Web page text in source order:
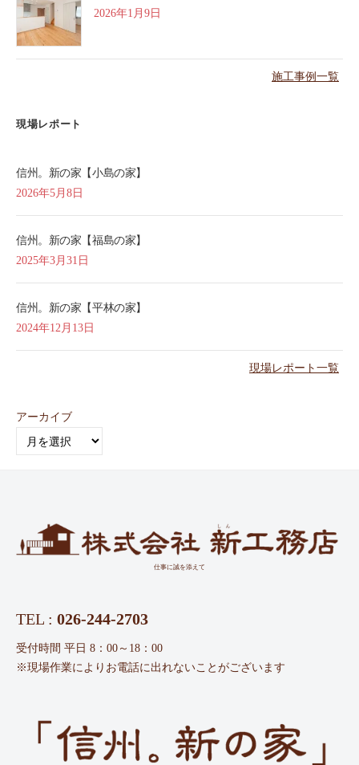
2026年1月9日
施工事例一覧
現場レポート
信州。新の家【小島の家】
2026年5月8日
信州。新の家【福島の家】
2025年3月31日
信州。新の家【平林の家】
2024年12月13日
現場レポート一覧
アーカイブ
仕事に誠を添えて
TEL : 026-244-2703
受付時間 平日 8：00～18：00
※現場作業によりお電話に出れないことがございます